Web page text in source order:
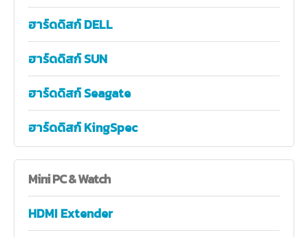
ฮาร์ดดิสก์ DELL
ฮาร์ดดิสก์ SUN
ฮาร์ดดิสก์ Seagate
ฮาร์ดดิสก์ KingSpec
MiniPC & Watch
HDMI Extender